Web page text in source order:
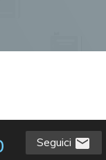
Seguici